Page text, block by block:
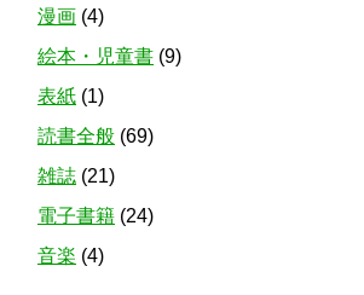
漫画 (4)
絵本・児童書 (9)
表紙 (1)
読書全般 (69)
雑誌 (21)
電子書籍 (24)
音楽 (4)